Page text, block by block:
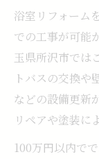
浴室リフォーム
での工事が可能
玉県所沢市では
トバスの交換や
などの設備更新
リペアや塗装に
100万円以内で